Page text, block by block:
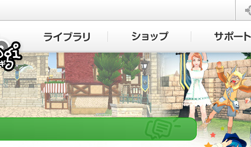
マビノギ